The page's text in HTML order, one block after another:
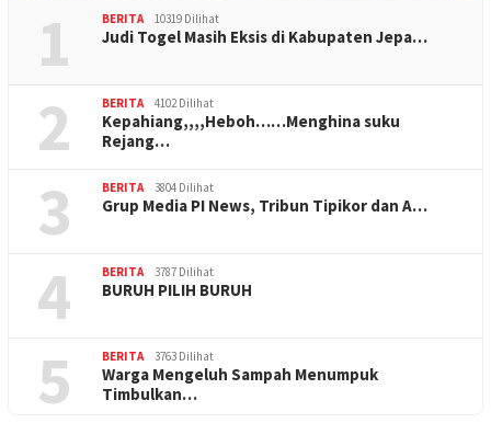
1 BERITA 10319 Dilihat
Judi Togel Masih Eksis di Kabupaten Jepa…
2 BERITA 4102 Dilihat
Kepahiang,,,,Heboh……Menghina suku
Rejang…
3 BERITA 3804 Dilihat
Grup Media PI News, Tribun Tipikor dan A…
4 BERITA 3787 Dilihat
BURUH PILIH BURUH
5 BERITA 3763 Dilihat
Warga Mengeluh Sampah Menumpuk
Timbulkan…